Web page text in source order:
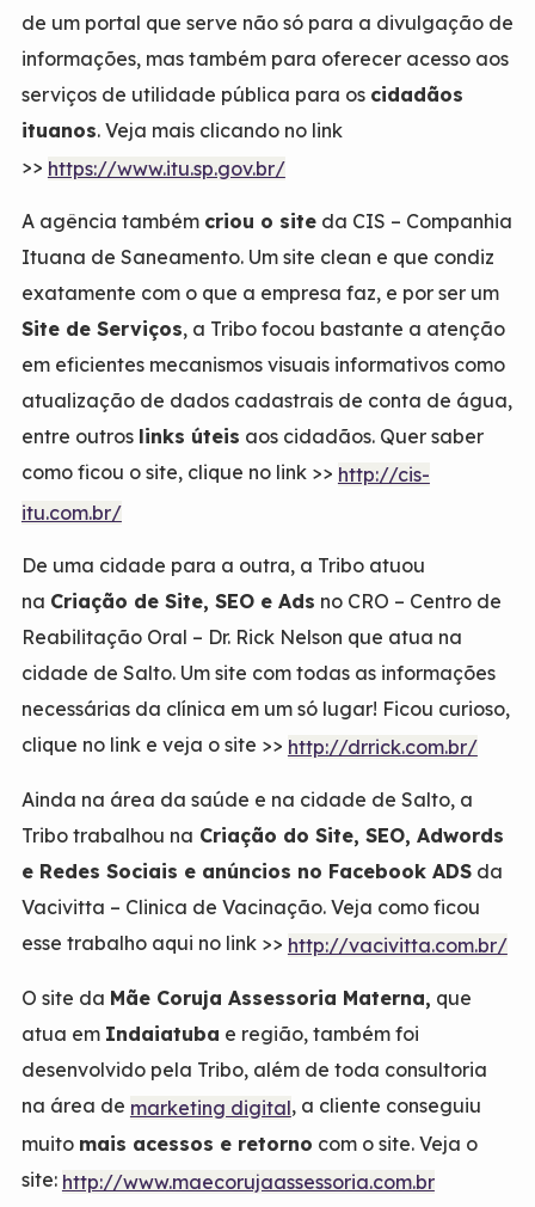
de um portal que serve não só para a divulgação de
informações, mas também para oferecer acesso aos
serviços de utilidade pública para os cidadãos
ituanos. Veja mais clicando no link
>> https://www.itu.sp.gov.br/
A agência também criou o siteda CIS – Companhia
Ituana de Saneamento. Um site clean e que condiz
exatamente com o que a empresa faz, e por ser um
Site de Serviços, a Tribo focou bastante a atenção
em eficientes mecanismos visuais informativos como
atualização de dados cadastrais de conta de água,
entre outros links úteis aos cidadãos. Quer saber
como ficou o site, clique no link >> http://cis-
itu.com.br/
De uma cidade para a outra, a Tribo atuou
na Criação de Site, SEO e Ads no CRO – Centro de
Reabilitação Oral – Dr. Rick Nelson que atua na
cidade de Salto. Um site com todas as informações
necessárias da clínica em um só lugar! Ficou curioso,
clique no link e veja o site >> http://drrick.com.br/
Ainda na área da saúde e na cidade de Salto, a
Tribo trabalhou na Criação do Site, SEO, Adwords
e Redes Sociais e anúncios no Facebook ADSda
Vacivitta – Clinica de Vacinação. Veja como ficou
esse trabalho aqui no link >> http://vacivitta.com.br/
O site da Mãe Coruja Assessoria Materna, que
atua em Indaiatuba e região, também foi
desenvolvido pela Tribo, além de toda consultoria
na área de marketing digital, a cliente conseguiu
muito mais acessos e retorno com o site. Veja o
site: http://www.maecorujaassessoria.com.br